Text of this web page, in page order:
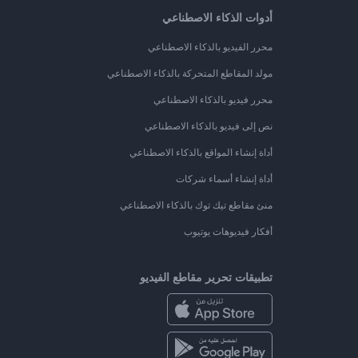
أدوات الذكاء الاصطناعي
محرر الفيديو بالذكاء الاصطناعي
مولد المقاطع المتحركة بالذكاء الاصطناعي
محرر فيديو بالذكاء الاصطناعي
نص إلى فيديو بالذكاء الاصطناعي
أداة إنشاء المواقع بالذكاء الاصطناعي
أداة إنشاء أسماء شركات
منئ مقاطع تيك توك بالذكاء الاصطناعي
أفكار فيديوهات يوتيوب
تطبيقات تحرير مقاطع الفيديو